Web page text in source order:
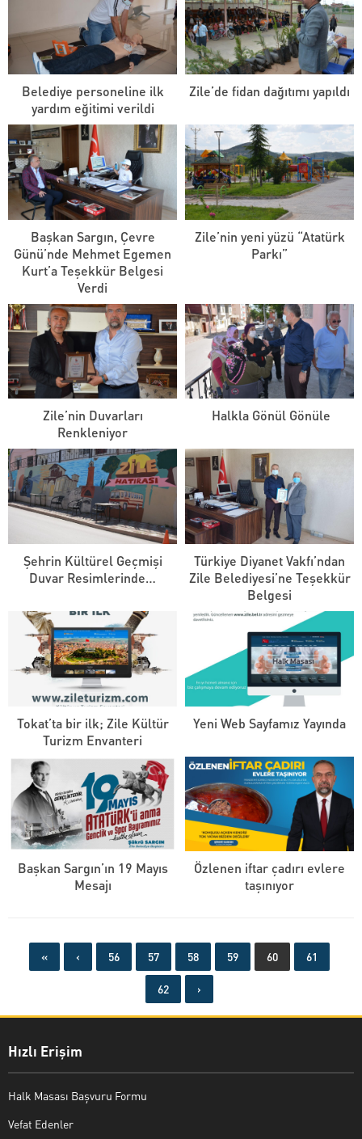
Belediye personeline ilk
yardım eğitimi verildi
Zile’de fidan dağıtımı yapıldı
Başkan Sargın, Çevre
Günü’nde Mehmet Egemen
Kurt’a Teşekkür Belgesi
Verdi
Zile’nin yeni yüzü “Atatürk
Parkı”
Zile’nin Duvarları
Renkleniyor
Halkla Gönül Gönüle
Şehrin Kültürel Geçmişi
Duvar Resimlerinde…
Türkiye Diyanet Vakfı’ndan
Zile Belediyesi’ne Teşekkür
Belgesi
Tokat’ta bir ilk; Zile Kültür
Turizm Envanteri
Yeni Web Sayfamız Yayında
Başkan Sargın’ın 19 Mayıs
Mesajı
Özlenen iftar çadırı evlere
taşınıyor
« ‹ 56 57 58 59 60 61
62 ›
Hızlı Erişim
Halk Masası Başvuru Formu
Vefat Edenler